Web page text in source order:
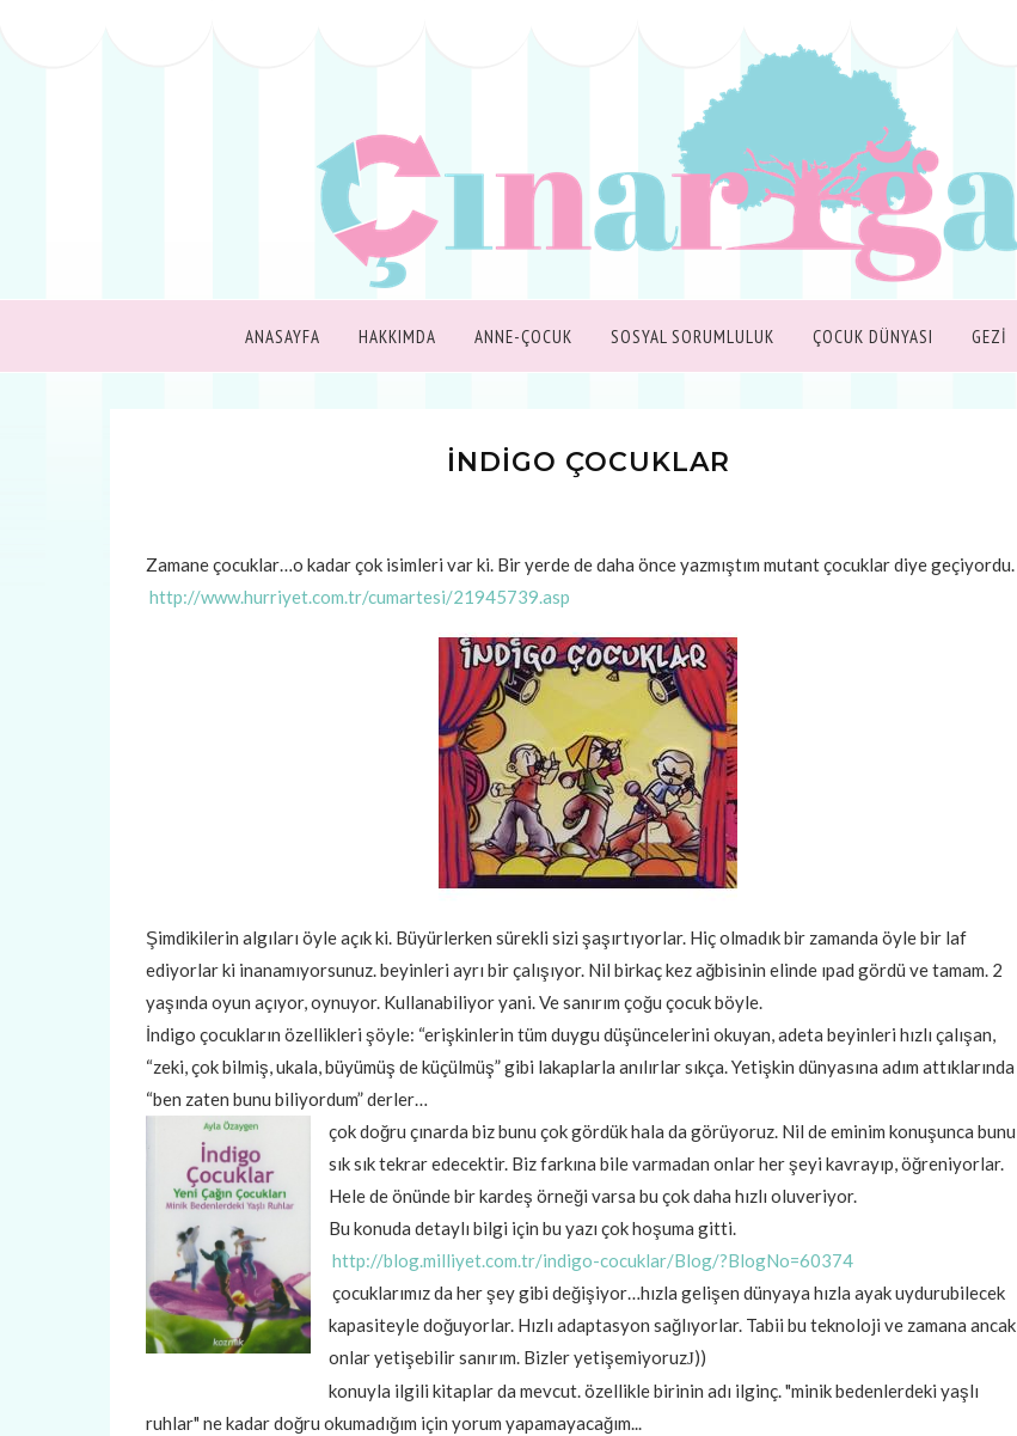
ANASAYFA HAKKIMDA ANNE-ÇOCUK SOSYAL SORUMLULUK ÇOCUK DÜNYASI GEZİ
İNDİGO ÇOCUKLAR
Zamane çocuklar…o kadar çok isimleri var ki. Bir yerde de daha önce yazmıştım mutant çocuklar diye geçiyordu.
http://www.hurriyet.com.tr/cumartesi/21945739.asp
Şimdikilerin algıları öyle açık ki. Büyürlerken sürekli sizi şaşırtıyorlar. Hiç olmadık bir zamanda öyle bir laf
ediyorlar ki inanamıyorsunuz. beyinleri ayrı bir çalışıyor. Nil birkaç kez ağbisinin elinde ıpad gördü ve tamam. 2
yaşında oyun açıyor, oynuyor. Kullanabiliyor yani. Ve sanırım çoğu çocuk böyle.
İndigo çocukların özellikleri şöyle: “erişkinlerin tüm duygu düşüncelerini okuyan, adeta beyinleri hızlı çalışan,
“zeki, çok bilmiş, ukala, büyümüş de küçülmüş” gibi lakaplarla anılırlar sıkça. Yetişkin dünyasına adım attıklarında
“ben zaten bunu biliyordum” derler…
çok doğru çınarda biz bunu çok gördük hala da görüyoruz. Nil de eminim konuşunca bunu
sık sık tekrar edecektir. Biz farkına bile varmadan onlar her şeyi kavrayıp, öğreniyorlar.
Hele de önünde bir kardeş örneği varsa bu çok daha hızlı oluveriyor.
Bu konuda detaylı bilgi için bu yazı çok hoşuma gitti.
http://blog.milliyet.com.tr/indigo-cocuklar/Blog/?BlogNo=60374
çocuklarımız da her şey gibi değişiyor…hızla gelişen dünyaya hızla ayak uydurubilecek
kapasiteyle doğuyorlar. Hızlı adaptasyon sağlıyorlar. Tabii bu teknoloji ve zamana ancak
onlar yetişebilir sanırım. Bizler yetişemiyoruzJ))
konuyla ilgili kitaplar da mevcut. özellikle birinin adı ilginç. "minik bedenlerdeki yaşlı
ruhlar" ne kadar doğru okumadığım için yorum yapamayacağım...